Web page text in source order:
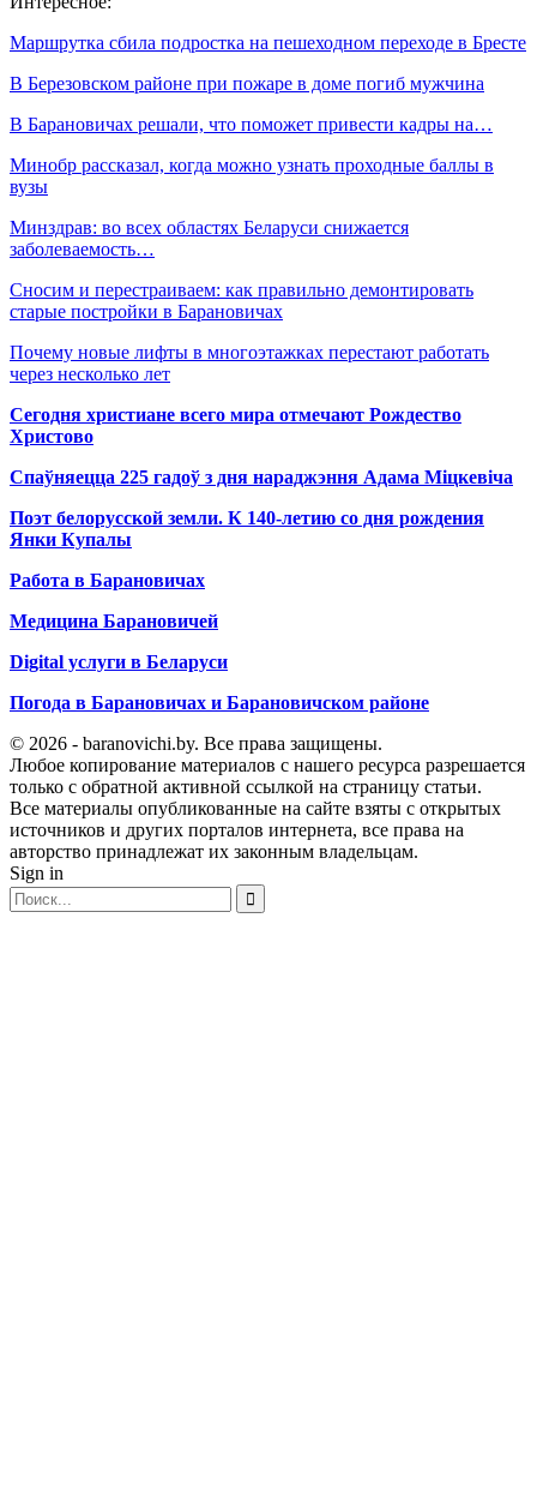
Маршрутка сбила подростка на пешеходном переходе в Бресте
В Березовском районе при пожаре в доме погиб мужчина
В Барановичах решали, что поможет привести кадры на…
Минобр рассказал, когда можно узнать проходные баллы в
вузы
Минздрав: во всех областях Беларуси снижается
заболеваемость…
Сносим и перестраиваем: как правильно демонтировать
старые постройки в Барановичах
Почему новые лифты в многоэтажках перестают работать
через несколько лет
Сегодня христиане всего мира отмечают Рождество
Христово
Спаўняецца 225 гадоў з дня нараджэння Адама Міцкевіча
Поэт белорусской земли. К 140-летию со дня рождения
Янки Купалы
Работа в Барановичах
Медицина Барановичей
Digital услуги в Беларуси
Погода в Барановичах и Барановичском районе
© 2026 - baranovichi.by. Все права защищены.
Любое копирование материалов с нашего ресурса разрешается
только с обратной активной ссылкой на страницу статьи.
Все материалы опубликованные на сайте взяты с открытых
источников и других порталов интернета, все права на
авторство принадлежат их законным владельцам.
Sign in